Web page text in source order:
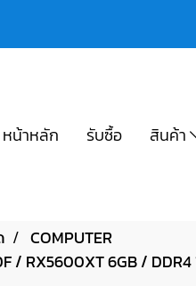
หน้าหลัก รับซื้อ สินค้า
COMPUTER
/ RX5600XT 6GB /